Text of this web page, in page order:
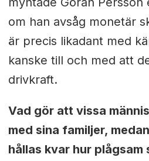
om han avsåg monetär
är precis likadant med
kanske till och med att
drivkraft.
Vad gör att vissa
med sina familjer,
hållas kvar hur plågsam